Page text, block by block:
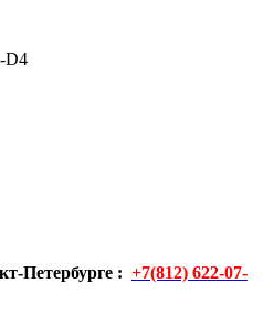
D4
Петербурге : +7(812) 622-07-